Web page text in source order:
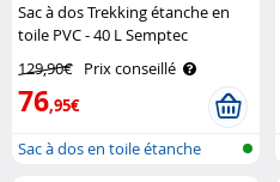
Sac à dos Trekking étanche en
toile PVC - 40 L Semptec
129,90€ Prix conseillé
76,95€
Sac à dos en toile étanche